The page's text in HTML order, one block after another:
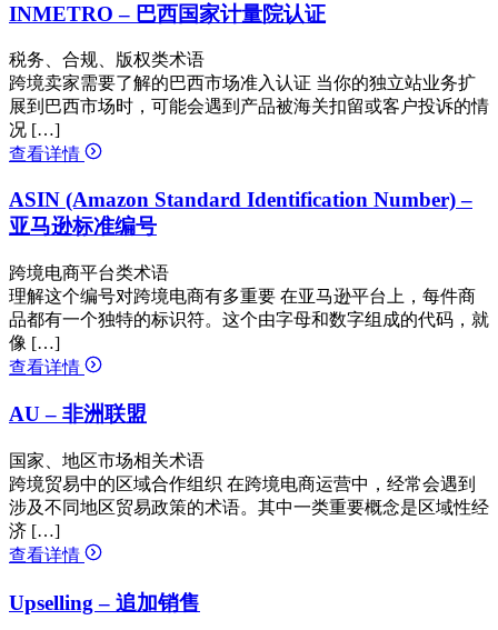
INMETRO – 巴西国家计量院认证
税务、合规、版权类术语
跨境卖家需要了解的巴西市场准入认证 当你的独立站业务扩
展到巴西市场时，可能会遇到产品被海关扣留或客户投诉的情
况 […]
查看详情
ASIN (Amazon Standard Identification Number) –
亚马逊标准编号
跨境电商平台类术语
理解这个编号对跨境电商有多重要 在亚马逊平台上，每件商
品都有一个独特的标识符。这个由字母和数字组成的代码，就
像 […]
查看详情
AU – 非洲联盟
国家、地区市场相关术语
跨境贸易中的区域合作组织 在跨境电商运营中，经常会遇到
涉及不同地区贸易政策的术语。其中一类重要概念是区域性经
济 […]
查看详情
Upselling – 追加销售